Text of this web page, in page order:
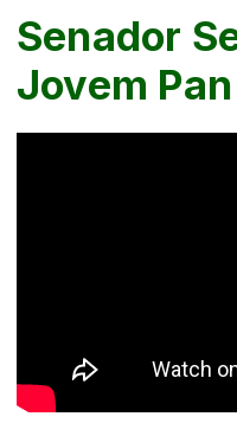
Senador
Jovem